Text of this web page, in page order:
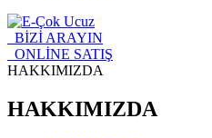
BİZİ ARAYIN
ONLİNE SATIŞ
HAKKIMIZDA
HAKKIMIZDA